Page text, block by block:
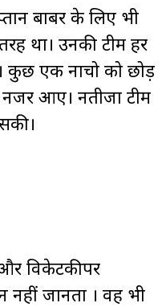
बाबर के लिए भी
था। उनकी टीम हर
कुछ एक नाचो को छोड़
आए। नतीजा टीम
विकेटकीपर
जानता । वह भी